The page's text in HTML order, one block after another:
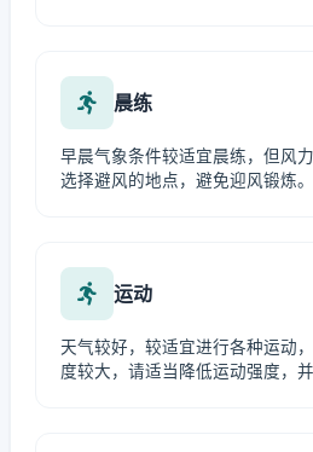
晨练
早晨气象条件较适宜晨练，但风
选择避风的地点，避免迎风锻炼。
运动
天气较好，较适宜进行各种运动
度较大，请适当降低运动强度，